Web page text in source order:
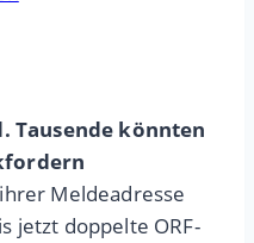
Tausende könnten
Meldeadresse
jetzt doppelte ORF-